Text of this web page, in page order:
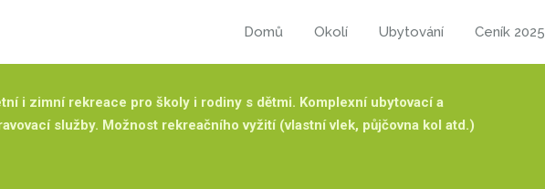
Domů Okolí Ubytování Ceník 2025
i zimní rekreace pro školy i rodiny s dětmi. Komplexní ubytovací a
služby. Možnost rekreačního vyžití (vlastní vlek, půjčovna kol atd.)
Pardubické chaty